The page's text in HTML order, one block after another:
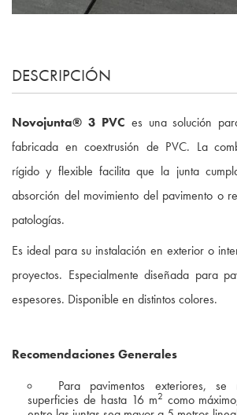
DESCRIPCIÓN
Novojunta® 3 PVC es una solución
fabricada en coextrusión de PVC. La
rígido y flexible facilita que la junta
absorción del movimiento del pavimento o
patologías.
Es ideal para su instalación en exterior o
proyectos. Especialmente diseñada para
espesores. Disponible en distintos colores.
Recomendaciones Generales
Para pavimentos exteriores, se
superficies de hasta 16 m2 como